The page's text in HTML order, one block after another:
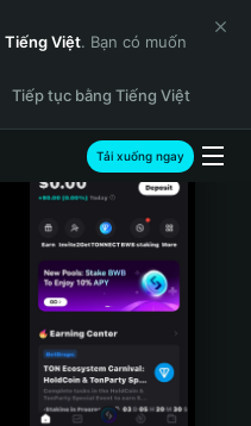
Tiếng Việt. Bạn có muốn
Tiếp tục bằng Tiếng Việt
Tải xuống ngay